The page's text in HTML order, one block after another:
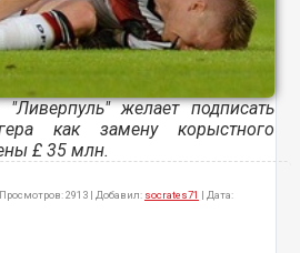
желает подписать
как замену корыстного
£ 35 млн.
Просмотров:2913 | Добавил: socrates71 | Дата: